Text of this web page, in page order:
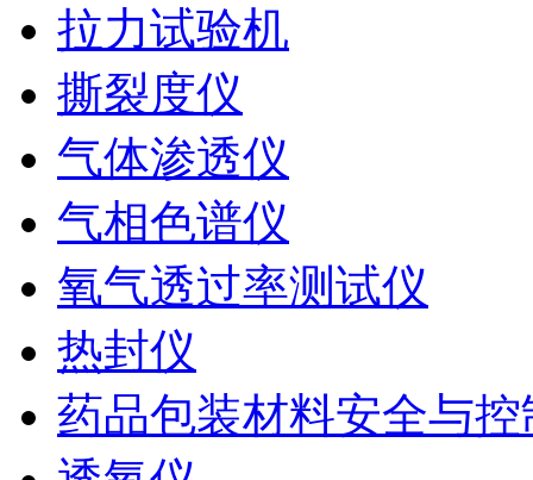
拉力试验机
撕裂度仪
气体渗透仪
气相色谱仪
氧气透过率测试仪
热封仪
药品包装材料安全与